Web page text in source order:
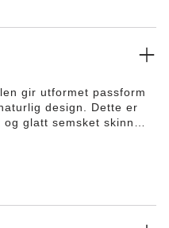
gir utformet passform
design. Dette er
glatt semsket skinn